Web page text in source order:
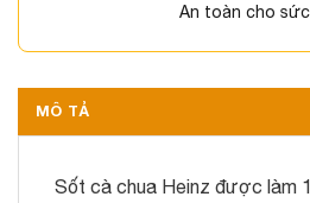
An toàn cho
MÔ TẢ
Sốt cà chua Heinz được làm